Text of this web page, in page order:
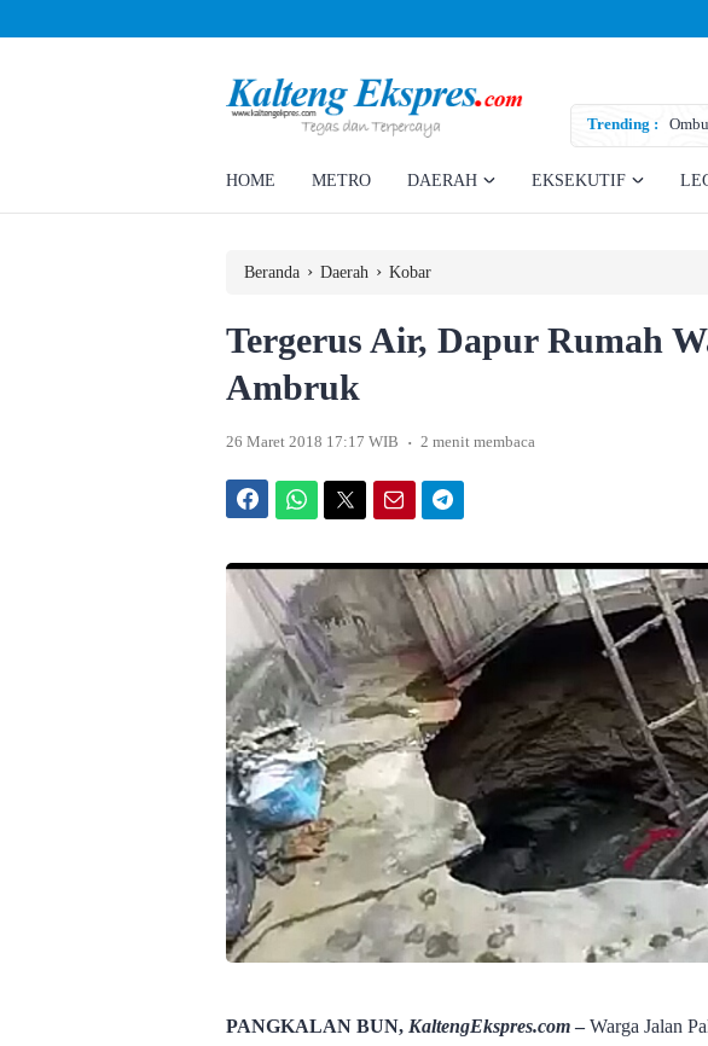
Trending :
Ahmad Rizky Minta Perusahaan Penuhi Hak Ratusan Eks Pekerja
HOME METRO DAERAH EKSEKUTIF
Beranda › Daerah › Kobar
Tergerus Air, Dapur Rumah
Ambruk
26 Maret 2018 17:17 WIB . 2 menit membaca
PANGKALAN BUN, KaltengEkspres.com–Warga Jalan